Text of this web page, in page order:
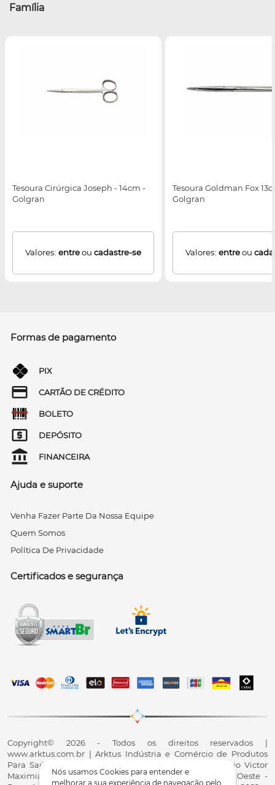
Nós usamos Cookies para entender e
melhorar a sua experiência de navegação pelo
Família
Tesoura Cirúrgica Joseph - 14cm -
Golgran
Valores: entreou cadastre-se
Tesoura Goldman Fox
Golgran
Valores: entreou
Formas de pagamento
PIX
CARTÃO DE CRÉDITO
BOLETO
DEPÓSITO
FINANCEIRA
Ajuda e suporte
Venha Fazer Parte Da Nossa Equipe
Quem Somos
Política De Privacidade
Certificados e segurança
Copyright© 2026 - Todos os direitos reservados |
www.arktus.com.br | Arktus Indústria e Comércio de Produtos
Para Saúde Ltda | CNPJ: 01.417.367/0001-78 | R. Antônio Victor
Maximiano, 107, Parque Industrial II, Santa Tereza do Oeste -